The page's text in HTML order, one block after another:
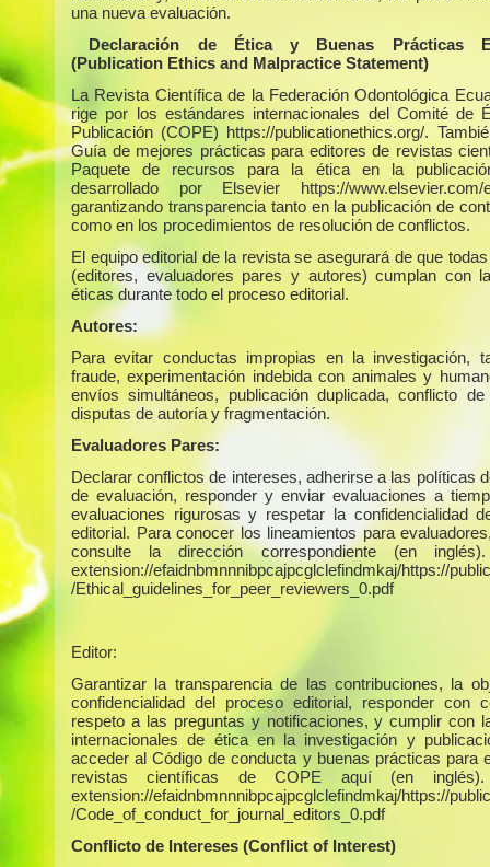
una nueva evaluación.
Declaración de Ética y Buenas Prácticas
(Publication Ethics and Malpractice Statement)
La Revista Científica de la Federación Odontológica
rige por los estándares internacionales del Comité de
Publicación (COPE) https://publicationethics.org/.
Guía de mejores prácticas para editores de revistas
Paquete de recursos para la ética en la
desarrollado por Elsevier https://www.elsevier.com/
garantizando transparencia tanto en la publicación de
como en los procedimientos de resolución de conflictos.
El equipo editorial de la revista se asegurará de que
(editores, evaluadores pares y autores) cumplan con
éticas durante todo el proceso editorial.
Autores:
Para evitar conductas impropias en la investigación,
fraude, experimentación indebida con animales y
envíos simultáneos, publicación duplicada, conflicto de
disputas de autoría y fragmentación.
Evaluadores Pares:
Declarar conflictos de intereses, adherirse a las políticas
de evaluación, responder y enviar evaluaciones a
evaluaciones rigurosas y respetar la confidencialidad
editorial. Para conocer los lineamientos para
consulte la dirección correspondiente (en
extension://efaidnbmnnnibpcajpcglclefindmkaj/https://
/Ethical_guidelines_for_peer_reviewers_0.pdf
Editor:
Garantizar la transparencia de las contribuciones, la
confidencialidad del proceso editorial, responder con
respeto a las preguntas y notificaciones, y cumplir con
internacionales de ética en la investigación y
acceder al Código de conducta y buenas prácticas para
revistas científicas de COPE aquí (en inglés).
extension://efaidnbmnnnibpcajpcglclefindmkaj/https://
/Code_of_conduct_for_journal_editors_0.pdf
Conflicto de Intereses (Conflict of Interest)